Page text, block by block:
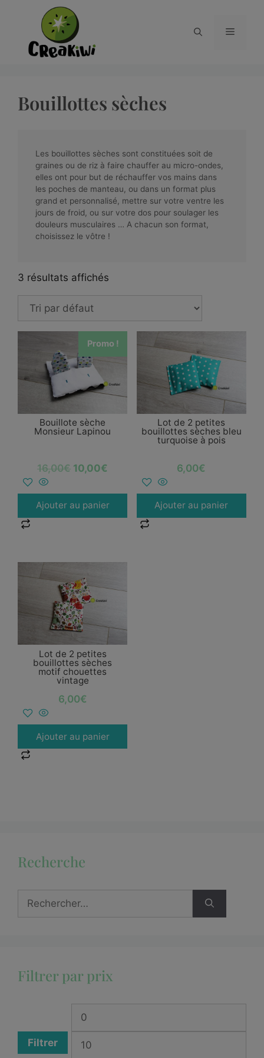
Bouillottes sèches
Les bouillottes sèches sont constituées soit de
graines ou de riz à faire chauffer au micro-ondes,
elles ont pour but de réchauffer vos mains dans
les poches de manteau, ou dans un format plus
grand et personnalisé, mettre sur votre ventre les
jours de froid, ou sur votre dos pour soulager les
douleurs musculaires … A chacun son format,
choisissez le vôtre !
3 résultats affichés
Promo !
Bouillote sèche
Monsieur Lapinou
16,00€ 10,00€
Ajouter au panier
Lot de 2 petites
bouillottes sèches bleu
turquoise à pois
6,00€
Ajouter au panier
Lot de 2 petites
bouillottes sèches
motif chouettes
vintage
6,00€
Ajouter au panier
Recherche
Filtrer par prix
Filtrer